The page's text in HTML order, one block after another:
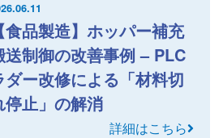
【食品製造】ホッパー補充
送制御の改善事例 – PLC
ダー改修による「材料切
停止」の解消
詳細はこちら